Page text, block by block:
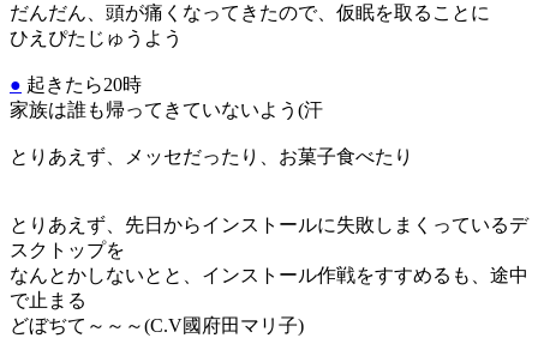
だんだん、頭が痛くなってきたので、仮眠を取ることに
ひえぴたじゅうよう
● 起きたら20時
家族は誰も帰ってきていないよう(汗
とりあえず、メッセだったり、お菓子食べたり
とりあえず、先日からインストールに失敗しまくっているデ
スクトップを
なんとかしないとと、インストール作戦をすすめるも、途中
で止まる
どぼぢて～～～(C.V國府田マリ子)